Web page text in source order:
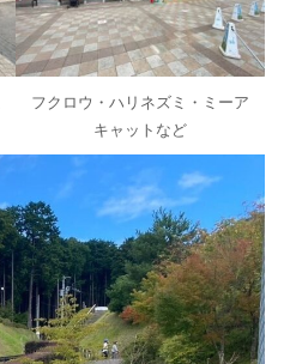
フクロウ・ハリネズミ・ミーア
キャットなど